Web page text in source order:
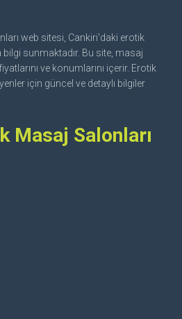
web sitesi, Cankiri'daki erotik
sunmaktadır. Bu site, masaj
ve konumlarını içerir. Erotik
için güncel ve detaylı bilgiler
Masaj Salonları